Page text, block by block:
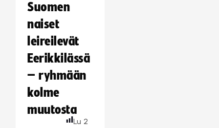
Suomen
naiset
leireilevät
Eerikkilässä
– ryhmään
kolme
muutosta
Lu 2